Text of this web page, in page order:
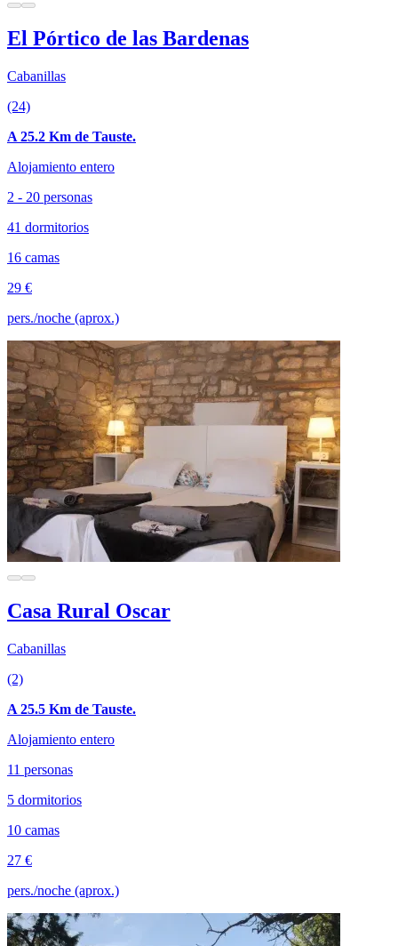
El Pórtico de las Bardenas
Cabanillas
(24)
A 25.2 Km de Tauste.
Alojamiento entero
2 - 20 personas
41 dormitorios
16 camas
29 €
pers./noche (aprox.)
Casa Rural Oscar
Cabanillas
(2)
A 25.5 Km de Tauste.
Alojamiento entero
11 personas
5 dormitorios
10 camas
27 €
pers./noche (aprox.)